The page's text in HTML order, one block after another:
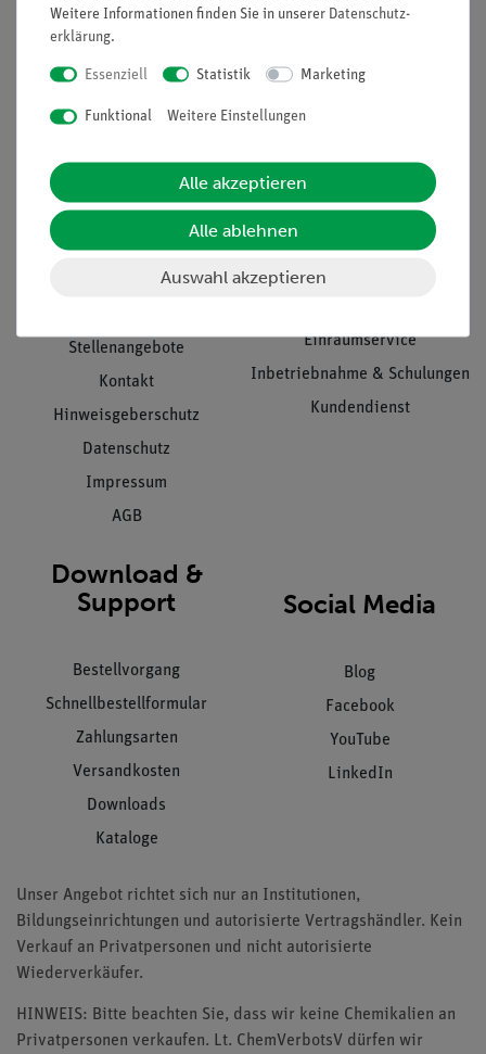
Nach oben
Informationen
Unternehmen
Projekte und Lösungen
Stellenangebote
Kontakt
Hinweisgeberschutz
Datenschutz
Impressum
AGB
Übersicht Service
Beratung & Showroom
Einräumservice
Inbetriebnahme & Schulungen
Kundendienst
Download &
Support
Bestellvorgang
Schnellbestellformular
Zahlungsarten
Versandkosten
Downloads
Kataloge
Social Media
Blog
Facebook
YouTube
LinkedIn
Unser Angebot richtet sich nur an Institutionen,
Bildungseinrichtungen und autorisierte Vertragshändler. Kein
Verkauf an Privatpersonen und nicht autorisierte
Wiederverkäufer.
HINWEIS: Bitte beachten Sie, dass wir keine Chemikalien an
Privatpersonen verkaufen. Lt. ChemVerbotsV dürfen wir
Weitere Informationen finden Sie in unserer Daten­schutz­
erklärung.
Essenziell Statistik Marketing
Funktional Weitere Einstellungen
Alle akzeptieren
Alle ablehnen
Auswahl akzeptieren